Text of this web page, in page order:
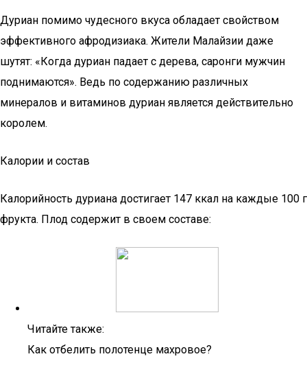
Дуриан помимо чудесного вкуса обладает свойством
эффективного афродизиака. Жители Малайзии даже
шутят: «Когда дуриан падает с дерева, саронги мужчин
поднимаются». Ведь по содержанию различных
минералов и витаминов дуриан является действительно
королем.
Калории и состав
Калорийность дуриана достигает 147 ккал на каждые 100 г
фрукта. Плод содержит в своем составе:
Читайте также:
Как отбелить полотенце махровое?